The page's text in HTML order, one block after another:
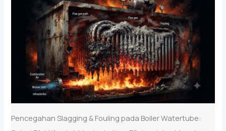
Pencegahan Slagging & Fouling pada Boiler Watertube: